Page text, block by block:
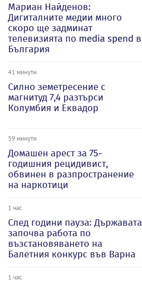
Мариан Найденов:
Дигиталните медии много
скоро ще задминат
телевизията по media spend в
България
41 минути
Силно земетресение с
магнитуд 7,4 разтърси
Колумбия и Еквадор
59 минути
Домашен арест за 75-
годишния рецидивист,
обвинен в разпространение
на наркотици
1 час
След години пауза: Държавата
започва работа по
възстановяването на
Балетния конкурс във Варна
1 час